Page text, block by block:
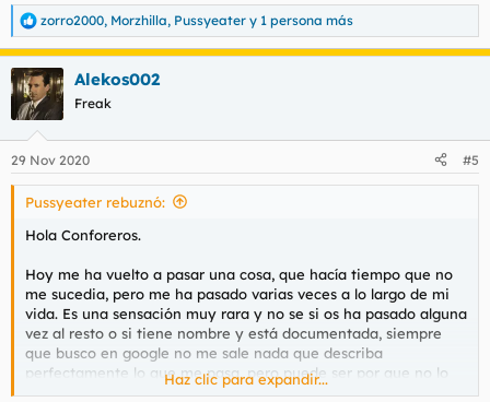
R
e
c
c
i
e
s
zorro2000, Morzhilla, Pussyeater y 1 persona más
Alekos002
Freak
29 Nov 2020 #5
Pussyeater rebuznó:
Hola Conforeros.
Hoy me ha vuelto a pasar una cosa, que hacía tiempo que no
me sucedia, pero me ha pasado varias veces a lo largo de mi
vida. Es una sensación muy rara y no se si os ha pasado alguna
vez al resto o si tiene nombre y está documentada, siempre
que busco en google no me sale nada que describa
perfectamente lo que me pasa, pero puede ser por que no lo
describo bien. Lo mas parecido se llama Desrealizacion, pero
Haz clic para expandir...